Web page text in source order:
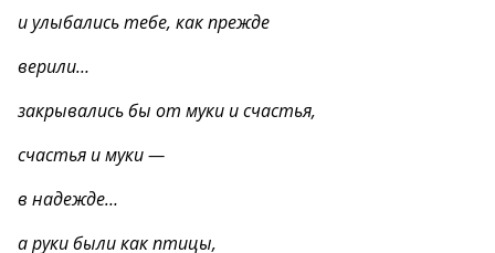
и улыбались тебе, как прежде
верили…
закрывались бы от муки и счастья,
счастья и муки —
в надежде…
а руки были как птицы,